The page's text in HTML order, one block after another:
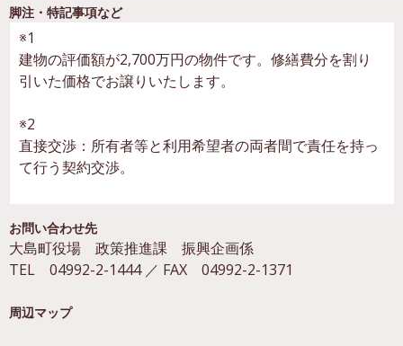
脚注・特記事項など
※1
建物の評価額が2,700万円の物件です。修繕費分を割り
引いた価格でお譲りいたします。
※2
直接交渉：所有者等と利用希望者の両者間で責任を持っ
て行う契約交渉。
お問い合わせ先
大島町役場 政策推進課 振興企画係
TEL 04992-2-1444 ／ FAX 04992-2-1371
周辺マップ